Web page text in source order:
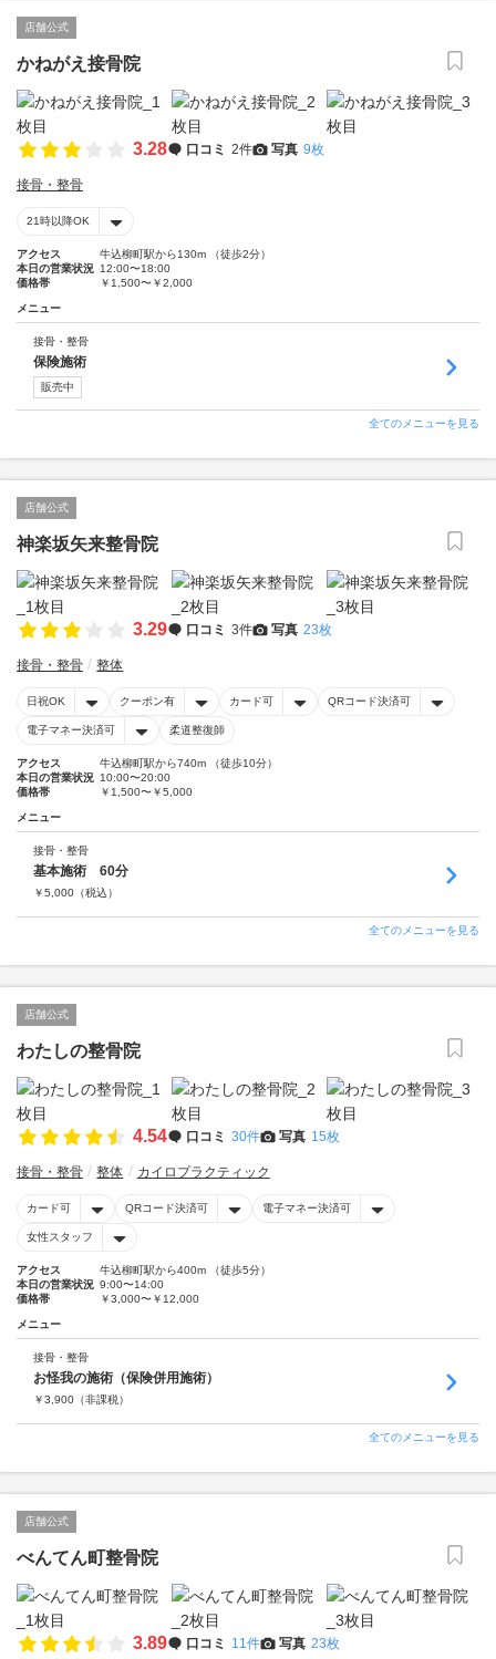
店舗公式
かねがえ接骨院
3.28 口コミ 2件 写真 9枚
接骨・整骨
21時以降OK
アクセス
牛込柳町駅から130m （徒歩2分）
本日の営業状況 12:00〜18:00
価格帯
￥1,500〜￥2,000
メニュー
接骨・整骨
保険施術
販売中
全てのメニューを見る
店舗公式
神楽坂矢来整骨院
3.29 口コミ 3件 写真 23枚
接骨・整骨 整体
日祝OK クーポン有 カード可 QRコード決済可
電子マネー決済可 柔道整復師
アクセス
牛込柳町駅から740m （徒歩10分）
本日の営業状況 10:00〜20:00
価格帯
￥1,500〜￥5,000
メニュー
接骨・整骨
基本施術 60分
￥5,000 （税込）
全てのメニューを見る
店舗公式
わたしの整骨院
4.54 口コミ 30件 写真 15枚
接骨・整骨 整体 カイロプラクティック
カード可 QRコード決済可 電子マネー決済可
女性スタッフ
アクセス
牛込柳町駅から400m （徒歩5分）
本日の営業状況 9:00〜14:00
価格帯
￥3,000〜￥12,000
メニュー
接骨・整骨
お怪我の施術（保険併用施術）
￥3,900 （非課税）
全てのメニューを見る
店舗公式
べんてん町整骨院
3.89 口コミ 11件 写真 23枚